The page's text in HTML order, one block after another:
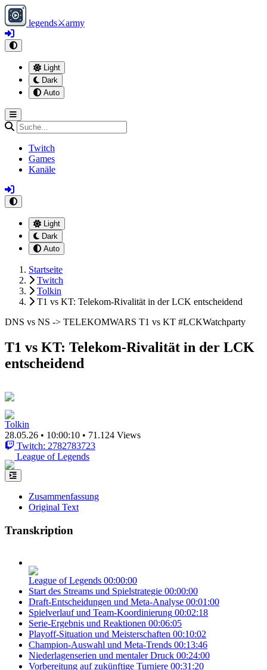
legends⚔army
Light
Dark
Auto
Twitch
Games
Kanäle
Light
Dark
Auto
Startseite
Twitch
Tolkin
T1 vs KT: Telekom-Rivalität in der LCK entscheidend
DNS vs NS -> TELEKOMWARS T1 vs KT #LCKWatchparty
T1 vs KT: Telekom-Rivalität in der LCK
entscheidend
Tolkin
28.05.26 • 10:00:10 • 71.124 Views
Twitch: 2782783723
League of Legends
Zusammenfassung
Original Text
Transkription
League of Legends 00:00:00
Start des Streams und Spielstrategie 00:00:00
Draft-Entscheidungen und Meta-Analyse 00:01:00
Spielverlauf und Team-Koordinierung 00:02:18
Serie-Ergebnis und Reaktionen 00:06:05
Playoff-Situation und Meisterschaften 00:10:02
Champion-Auswahl und Meta-Trends 00:13:46
Niederlagenserien und mentaler Druck 00:24:00
Vorbereitung auf zukünftige Turniere 00:31:20